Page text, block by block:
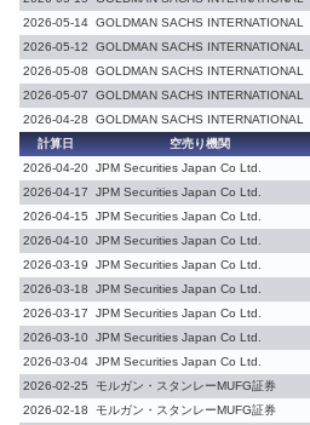
2026-05-14 GOLDMAN SACHS INTERNATIONAL
2026-05-12
GOLDMAN SACHS INTERNATIONAL
2026-05-08
GOLDMAN SACHS INTERNATIONAL
2026-05-07
GOLDMAN SACHS INTERNATIONAL
2026-04-28
GOLDMAN SACHS INTERNATIONAL
計算日
空売り機関
2026-04-20 JPM Securities Japan Co Ltd.
2026-04-17
JPM Securities Japan Co Ltd.
2026-04-15
JPM Securities Japan Co Ltd.
2026-04-10 JPM Securities Japan Co Ltd.
2026-03-19
JPM Securities Japan Co Ltd.
2026-03-18
JPM Securities Japan Co Ltd.
2026-03-17
JPM Securities Japan Co Ltd.
2026-03-10 JPM Securities Japan Co Ltd.
2026-03-04 JPM Securities Japan Co Ltd.
2026-02-25
モルガン・スタンレーMUFG証券
2026-02-18
モルガン・スタンレーMUFG証券